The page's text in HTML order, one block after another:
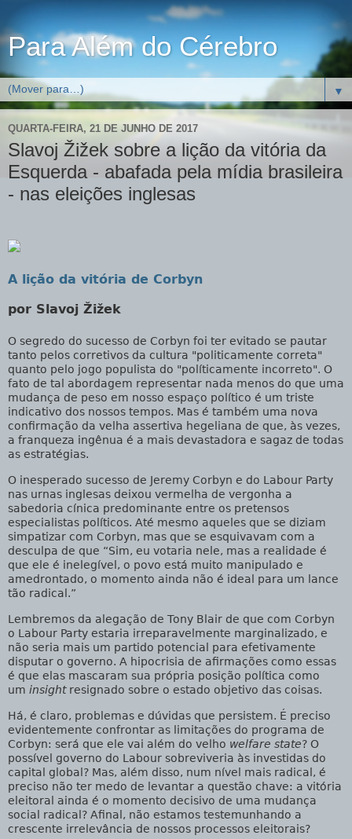
Para Além do Cérebro
▼
QUARTA-FEIRA, 21 DE JUNHO DE 2017
Slavoj Žižek sobre a lição da vitória da
Esquerda - abafada pela mídia brasileira
- nas eleições inglesas
A lição da vitória de Corbyn
por Slavoj Žižek
O segredo do sucesso de Corbyn foi ter evitado se pautar
tanto pelos corretivos da cultura "politicamente correta"
quanto pelo jogo populista do "políticamente incorreto". O
fato de tal abordagem representar nada menos do que uma
mudança de peso em nosso espaço político é um triste
indicativo dos nossos tempos. Mas é também uma nova
confirmação da velha assertiva hegeliana de que, às vezes,
a franqueza ingênua é a mais devastadora e sagaz de todas
as estratégias.
O inesperado sucesso de Jeremy Corbyn e do Labour Party
nas urnas inglesas deixou vermelha de vergonha a
sabedoria cínica predominante entre os pretensos
especialistas políticos. Até mesmo aqueles que se diziam
simpatizar com Corbyn, mas que se esquivavam com a
desculpa de que “Sim, eu votaria nele, mas a realidade é
que ele é inelegível, o povo está muito manipulado e
amedrontado, o momento ainda não é ideal para um lance
tão radical.”
Lembremos da alegação de Tony Blair de que com Corbyn
o Labour Party estaria irreparavelmente marginalizado, e
não seria mais um partido potencial para efetivamente
disputar o governo. A hipocrisia de afirmações como essas
é que elas mascaram sua própria posição política como
um insightresignado sobre o estado objetivo das coisas.
Há, é claro, problemas e dúvidas que persistem. É preciso
evidentemente confrontar as limitações do programa de
Corbyn: será que ele vai além do velho welfare state? O
possível governo do Labour sobreviveria às investidas do
capital global? Mas, além disso, num nível mais radical, é
preciso não ter medo de levantar a questão chave: a vitória
eleitoral ainda é o momento decisivo de uma mudança
social radical? Afinal, não estamos testemunhando a
crescente irrelevância de nossos processos eleitorais?